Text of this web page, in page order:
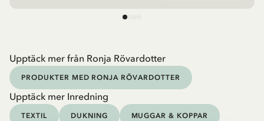
Upptäck mer från Ronja Rövardotter
PRODUKTER MED RONJA RÖVARDOTTER
Upptäck mer Inredning
TEXTIL DUKNING MUGGAR & KOPPAR